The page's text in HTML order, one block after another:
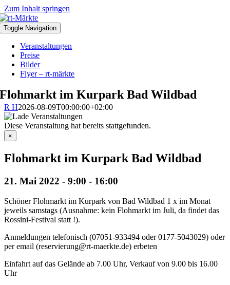
Zum Inhalt springen
Toggle Navigation
Veranstaltungen
Preise
Bilder
Flyer – rt-märkte
Flohmarkt im Kurpark Bad Wildbad
R H2026-08-09T00:00:00+02:00
Diese Veranstaltung hat bereits stattgefunden.
×
Flohmarkt im Kurpark Bad Wildbad
21. Mai 2022 - 9:00 - 16:00
Schöner Flohmarkt im Kurpark von Bad Wildbad 1 x im Monat
jeweils samstags (Ausnahme: kein Flohmarkt im Juli, da findet das
Rossini-Festival statt !).
Anmeldungen telefonisch (07051-933494 oder 0177-5043029) oder
per email (reservierung@rt-maerkte.de) erbeten
Einfahrt auf das Gelände ab 7.00 Uhr, Verkauf von 9.00 bis 16.00
Uhr